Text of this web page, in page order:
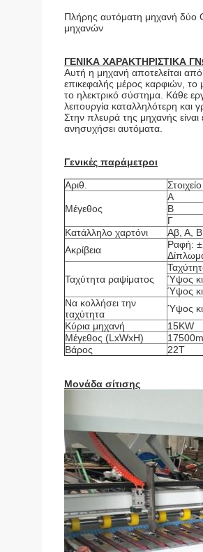
Πλήρης αυτόματη μηχανή δύο
μηχανών
ΓΕΝΙΚΑ ΧΑΡΑΚΤΗΡΙΣΤΙΚΑ
Αυτή η μηχανή αποτελείται
επικεφαλής μέρος καρφιών, το
το ηλεκτρικό σύστημα. Κάθε
λειτουργία καταλληλότερη και
Στην πλευρά της μηχανής
ανησυχήσει αυτόματα.
Γενικές παράμετροι
Αριθ. Στοιχείο
Μέγεθος
Α
Β
Γ
Κατάλληλο χαρτόνι
Αβ, Α,
Ακρίβεια
Ραφή:
Ταχύτητα ραψίματος
Ύψος
Ύψος
Να κολλήσει την
ταχύτητα
Ύψος
Κύρια μηχανή
15KW
Μέγεθος (LxWxH)
Βάρος
22T
Μονάδα σίτισης